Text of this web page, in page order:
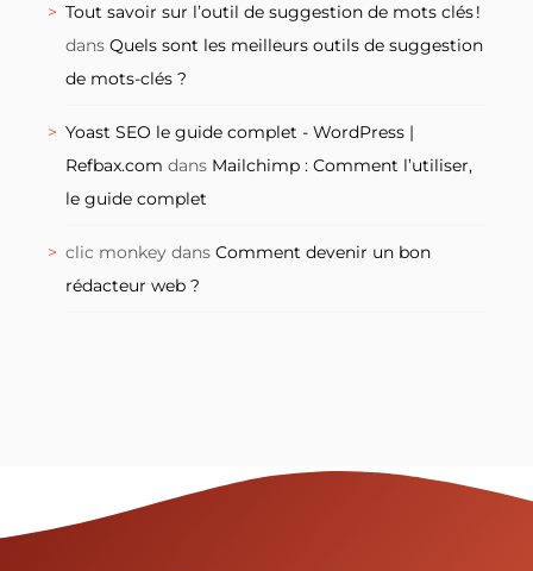
Tout savoir sur l’outil de suggestion de mots clés !
dans Quels sont les meilleurs outils de suggestion
de mots-clés ?
Yoast SEO le guide complet - WordPress |
Refbax.com dans Mailchimp : Comment l’utiliser,
le guide complet
clic monkey dans Comment devenir un bon
rédacteur web ?